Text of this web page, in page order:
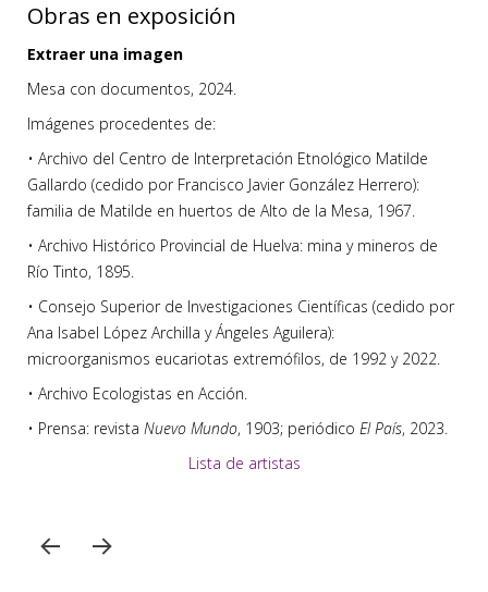
Obras en exposición
Extraer una imagen
Mesa con documentos, 2024.
Imágenes procedentes de:
• Archivo del Centro de Interpretación Etnológico Matilde
Gallardo (cedido por Francisco Javier González Herrero):
familia de Matilde en huertos de Alto de la Mesa, 1967.
• Archivo Histórico Provincial de Huelva: mina y mineros de
Río Tinto, 1895.
• Consejo Superior de Investigaciones Científicas (cedido por
Ana Isabel López Archilla y Ángeles Aguilera):
microorganismos eucariotas extremófilos, de 1992 y 2022.
• Archivo Ecologistas en Acción.
• Prensa: revista Nuevo Mundo, 1903; periódico El País, 2023.
Lista de artistas